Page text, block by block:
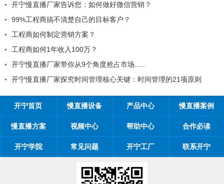
宁慢直播厂家告诉您：如何做好微信营销？
工程商搞不清楚自己的目标客户？
程商如何制定营销方案？
程商如何1年收入100万？
宁慢直播厂家带你从9个角度抢占市场......
宁慢直播厂家探究时间管理核心关键：时间管理的21项原则
开宁首页 慢直播设备 产品中心 慢直播案例
慢直播方案 视频中心 帮助中心 合作必读
开宁学院 常见问题 开宁工厂 联系开宁